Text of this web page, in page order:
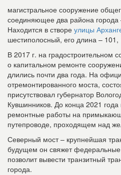
магистральное сооружение
соединяющее два района города
Находится в створе улицы
шестиполосный, его длина –
В 2017 г. на градостроительном
о капитальном ремонте
длились почти два года. На
отремонтированного моста,
присутствовал губернатор
Кувшинников. До конца 2021
ремонтные работы на
путепроводе, проходящем над
Северный мост – крупнейшая
будущем он свяжет
позволит вывести транзитный
города.